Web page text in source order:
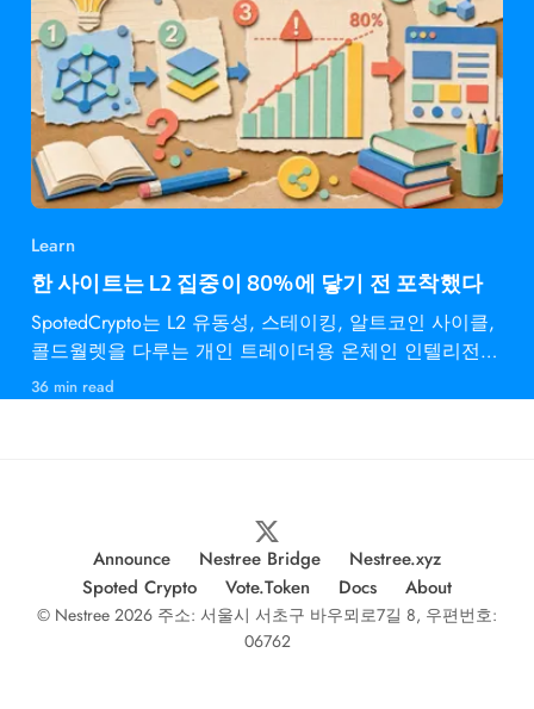
Learn
한 사이트는 L2 집중이 80%에 닿기 전 포착했다
SpotedCrypto는 L2 유동성, 스테이킹, 알트코인 사이클,
콜드월렛을 다루는 개인 트레이더용 온체인 인텔리전스
다.
36 min read
Announce Nestree Bridge
Nestree.xyz
Spoted Crypto
Vote.Token Docs About
© Nestree 2026 주소: 서울시 서초구 바우뫼로7길 8, 우편번호:
06762